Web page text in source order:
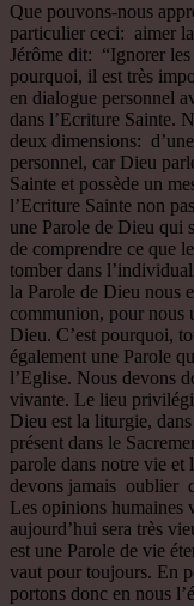
Que pouvons-nous
particulier ceci: aimer
Jérôme dit: “Ignorer les
pourquoi, il est très
en dialogue personnel
dans l’Ecriture Sainte.
deux dimensions:
personnel, car Dieu
Sainte et possède un
l’Ecriture Sainte non
une Parole de Dieu qui
de comprendre ce que
tomber dans
la Parole de Dieu nous
communion, pour nous
Dieu. C’est pourquoi,
également une Parole
l’Eglise. Nous devons
vivante. Le lieu
Dieu est la liturgie,
présent dans le
parole dans notre vie et
devons jamais oublier
Les opinions humaines
aujourd’hui sera très
est une Parole de vie
vaut pour toujours. En
portons donc en nous